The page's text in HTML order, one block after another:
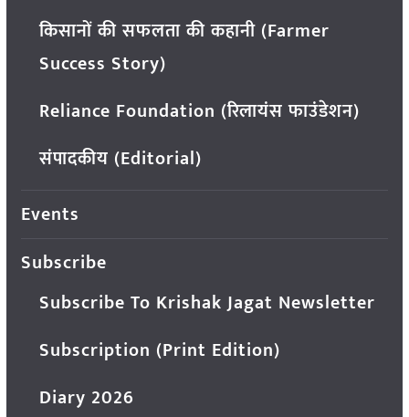
किसानों की सफलता की कहानी (Farmer
Success Story)
Reliance Foundation (रिलायंस फाउंडेशन)
संपादकीय (Editorial)
Events
Subscribe
Subscribe To Krishak Jagat Newsletter
Subscription (Print Edition)
Diary 2026